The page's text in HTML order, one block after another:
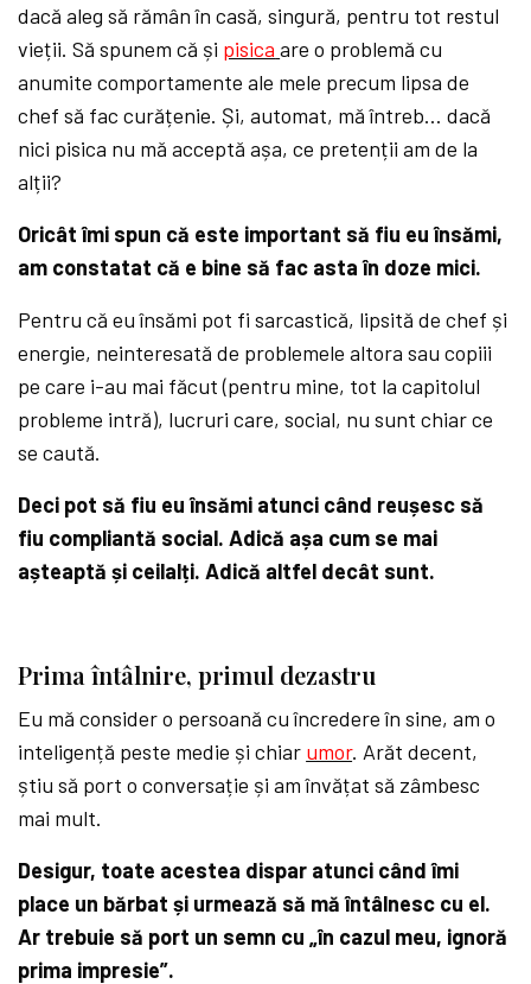
dacă aleg să rămân în casă, singură, pentru tot restul
vieții. Să spunem că și pisica are o problemă cu
anumite comportamente ale mele precum lipsa de
chef să fac curățenie. Și, automat, mă întreb… dacă
nici pisica nu mă acceptă așa, ce pretenții am de la
alții?
Oricât îmi spun că este important să fiu eu însămi,
am constatat că e bine să fac asta în doze mici.
Pentru că eu însămi pot fi sarcastică, lipsită de chef și
energie, neinteresată de problemele altora sau copiii
pe care i-au mai făcut (pentru mine, tot la capitolul
probleme intră), lucruri care, social, nu sunt chiar ce
se caută.
Deci pot să fiu eu însămi atunci când reușesc să
fiu compliantă social. Adică așa cum se mai
așteaptă și ceilalți. Adică altfel decât sunt.
Prima întâlnire, primul dezastru
Eu mă consider o persoană cu încredere în sine, am o
inteligență peste medie și chiar umor. Arăt decent,
știu să port o conversație și am învățat să zâmbesc
mai mult.
Desigur, toate acestea dispar atunci când îmi
place un bărbat și urmează să mă întâlnesc cu el.
Ar trebuie să port un semn cu „în cazul meu, ignoră
prima impresie”.